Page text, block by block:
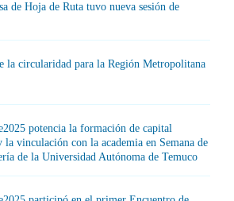
de Hoja de Ruta tuvo nueva sesión de
la circularidad para la Región Metropolitana
potencia la formación de capital
la vinculación con la academia en Semana de
de la Universidad Autónoma de Temuco